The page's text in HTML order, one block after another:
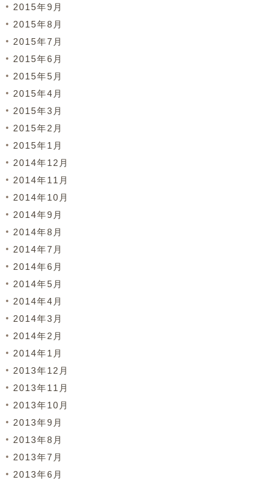
2015年9月
2015年8月
2015年7月
2015年6月
2015年5月
2015年4月
2015年3月
2015年2月
2015年1月
2014年12月
2014年11月
2014年10月
2014年9月
2014年8月
2014年7月
2014年6月
2014年5月
2014年4月
2014年3月
2014年2月
2014年1月
2013年12月
2013年11月
2013年10月
2013年9月
2013年8月
2013年7月
2013年6月